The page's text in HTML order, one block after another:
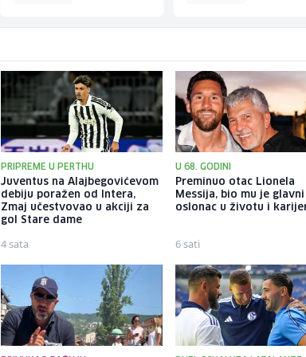
PRIPREME U PERTHU
Juventus na Alajbegovićevom
debiju poražen od Intera,
Zmaj učestvovao u akciji za
gol Stare dame
4 sata
U 68. GODINI
Preminuo otac Lionela
Messija, bio mu je glavni
oslonac u životu i
6 sati